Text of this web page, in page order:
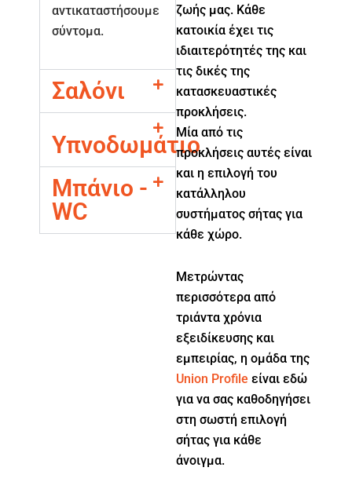
αντικαταστήσουμε
σύντομα.
Σαλόνι
Υπνοδωμάτιο
Μπάνιο -
WC
ζωής μας. Κάθε
κατοικία έχει τις
ιδιαιτερότητές της και
τις δικές της
κατασκευαστικές
προκλήσεις.
Μία από τις
προκλήσεις αυτές είναι
και η επιλογή του
κατάλληλου
συστήματος σήτας για
κάθε χώρο.
Μετρώντας
περισσότερα από
τριάντα χρόνια
εξειδίκευσης και
εμπειρίας, η ομάδα της
Union Profile είναι εδώ
για να σας καθοδηγήσει
στη σωστή επιλογή
σήτας για κάθε
άνοιγμα.